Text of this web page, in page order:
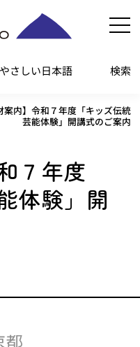
やさしい日本語 検索
案内】令和７年度「キッズ伝統
芸能体験」開講式のご案内
７年度
体験」開